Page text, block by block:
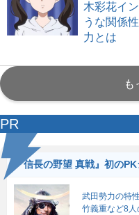
木彩花イ
うな関係
力とは
も
PR
『信長の野望 真戦』初の
武田勢力の特
竹義重など8人